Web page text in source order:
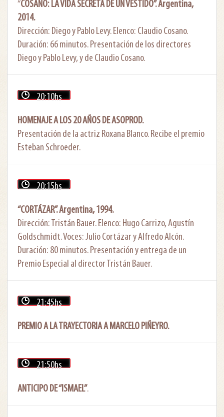
“COSANO: LA VIDA SECRETA DE UN VESTIDO”. Argentina,
2014.
Dirección: Diego y Pablo Levy. Elenco: Claudio Cosano.
Duración: 66 minutos. Presentación de los directores
Diego y Pablo Levy, y de Claudio Cosano.
20:10hs
HOMENAJE A LOS 20 AÑOS DE ASOPROD.
Presentación de la actriz Roxana Blanco. Recibe el premio
Esteban Schroeder.
20:15hs
“CORTÁZAR”. Argentina, 1994.
Dirección: Tristán Bauer. Elenco: Hugo Carrizo, Agustín
Goldschmidt. Voces: Julio Cortázar y Alfredo Alcón.
Duración: 80 minutos. Presentación y entrega de un
Premio Especial al director Tristán Bauer.
21:45hs
PREMIO A LA TRAYECTORIA A MARCELO PIÑEYRO.
21:50hs
ANTICIPO DE “ISMAEL”.